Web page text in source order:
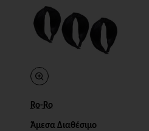
Ro-Ro
Άμεσα Διαθέσιμο